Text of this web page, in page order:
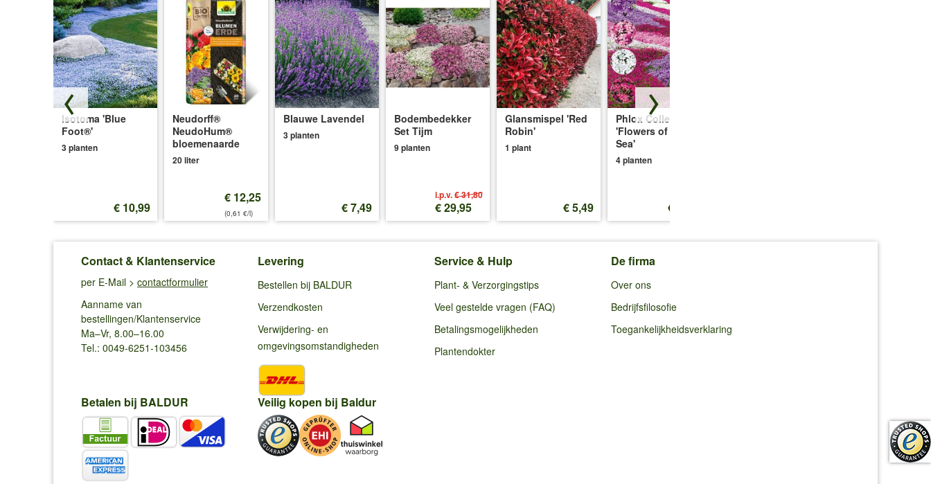
Isotoma 'Blue
Foot®'
3 planten
€ 10,99
Neudorff®
NeudoHum®
bloemenaarde
20 liter
€ 12,25
(0,61 €/l)
Blauwe Lavendel
3 planten
€ 7,49
Bodembedekker
Set Tijm
9 planten
i.p.v.€ 31,80
€ 29,95
Glansmispel 'Red
Robin'
1 plant
€ 5,49
Phlox Collectie
'Flowers of the
Sea'
4 planten
€ 13,25
Contact & Klantenservice
per E-Mail > contactformulier
Aanname van
bestellingen/Klantenservice
Ma–Vr, 8.00–16.00
Tel.: 0049-6251-103456
Levering
Bestellen bij BALDUR
Verzendkosten
Verwijdering- en
omgevingsomstandigheden
Service & Hulp
Plant- & Verzorgingstips
Veel gestelde vragen (FAQ)
Betalingsmogelijkheden
Plantendokter
De firma
Over ons
Bedrijfsfilosofie
Toegankelijkheidsverklaring
Betalen bij BALDUR Veilig kopen bij Baldur